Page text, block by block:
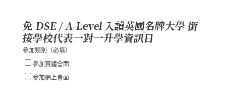
免 DSE / A-Level 入讀英國名牌大學 銜
接學校代表一對一升學資訊日
參加類別
（必填）
參加實體會面
參加網上會面